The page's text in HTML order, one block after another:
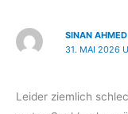
SINAN AHMED
31. MAI 2026
Leider ziemlich